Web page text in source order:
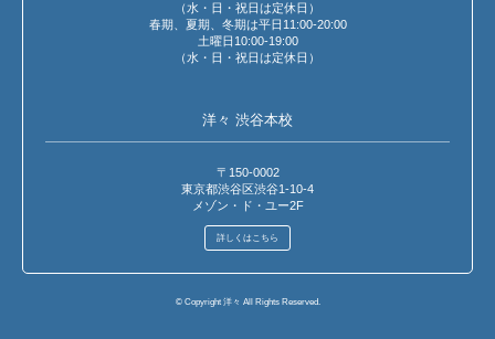
（水・日・祝日は定休日）
春期、夏期、冬期は平日11:00-20:00
土曜日10:00-19:00
（水・日・祝日は定休日）
洋々 渋谷本校
〒150-0002
東京都渋谷区渋谷1-10-4
メゾン・ド・ユー2F
詳しくはこちら
© Copyright 洋々 All Rights Reserved.